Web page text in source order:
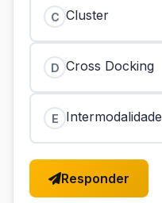
C Cluster
D Cross Docking
E Intermodalidade
Responder